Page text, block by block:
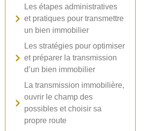
Les étapes administratives
et pratiques pour transmettre
un bien immobilier
Les stratégies pour optimiser
et préparer la transmission
d’un bien immobilier
La transmission immobilière,
ouvrir le champ des
possibles et choisir sa
propre route